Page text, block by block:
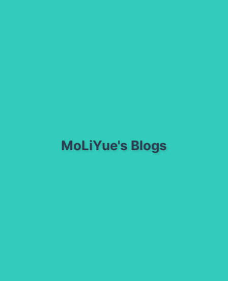
MoLiYue's Blogs